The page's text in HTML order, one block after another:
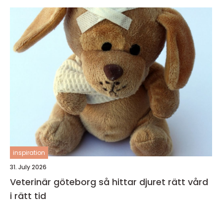
inspiration
31. July 2026
Veterinär göteborg så hittar djuret rätt vård
i rätt tid